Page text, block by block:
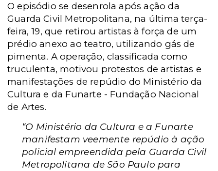
O episódio se desenrola após ação da
Guarda Civil Metropolitana, na última terça-
feira, 19, que retirou artistas à força de um
prédio anexo ao teatro, utilizando gás de
pimenta. A operação, classificada como
truculenta, motivou protestos de artistas e
manifestações de repúdio do Ministério da
Cultura e da Funarte - Fundação Nacional
de Artes.
“O Ministério da Cultura e a Funarte
manifestam veemente repúdio à ação
policial empreendida pela Guarda Civil
Metropolitana de São Paulo para